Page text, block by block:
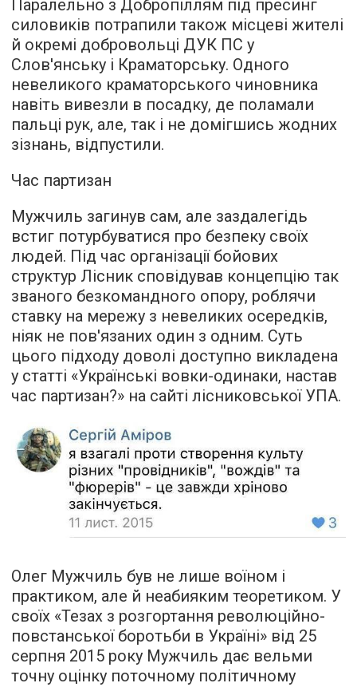
Паралельно з Добропіллям під пресинг
силовиків потрапили також місцеві жителі
й окремі добровольці ДУК ПС у
Слов'янську і Краматорську. Одного
невеликого краматорського чиновника
навіть вивезли в посадку, де поламали
пальці рук, але, так і не домігшись жодних
зізнань, відпустили.
Час партизан
Мужчиль загинув сам, але заздалегідь
встиг потурбуватися про безпеку своїх
людей. Під час організації бойових
структур Лісник сповідував концепцію так
званого безкомандного опору, роблячи
ставку на мережу з невеликих осередків,
ніяк не пов'язаних один з одним. Суть
цього підходу доволі доступно викладена
у статті «Українські вовки-одинаки, настав
час партизан?» на сайті лісниковської УПА.
Олег Мужчиль був не лише воїном і
практиком, але й неабияким теоретиком. У
своїх «Тезах з розгортання революційно-
повстанської боротьби в Україні» від 25
серпня 2015 року Мужчиль дає вельми
точну оцінку поточному політичному